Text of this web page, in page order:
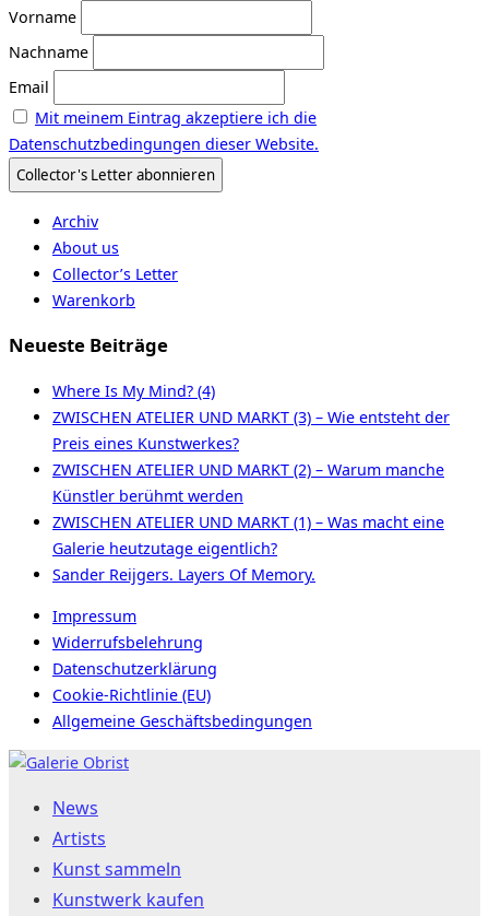
Vorname
Nachname
Email
Mit meinem Eintrag akzeptiere ich die
Datenschutzbedingungen dieser Website.
Archiv
About us
Collector’s Letter
Warenkorb
Neueste Beiträge
Where Is My Mind? (4)
ZWISCHEN ATELIER UND MARKT (3) – Wie entsteht der
Preis eines Kunstwerkes?
ZWISCHEN ATELIER UND MARKT (2) – Warum manche
Künstler berühmt werden
ZWISCHEN ATELIER UND MARKT (1) – Was macht eine
Galerie heutzutage eigentlich?
Sander Reijgers. Layers Of Memory.
Impressum
Widerrufsbelehrung
Datenschutzerklärung
Cookie-Richtlinie (EU)
Allgemeine Geschäftsbedingungen
Zum
springenNews
Artists
Kunst sammeln
Kunstwerk kaufen